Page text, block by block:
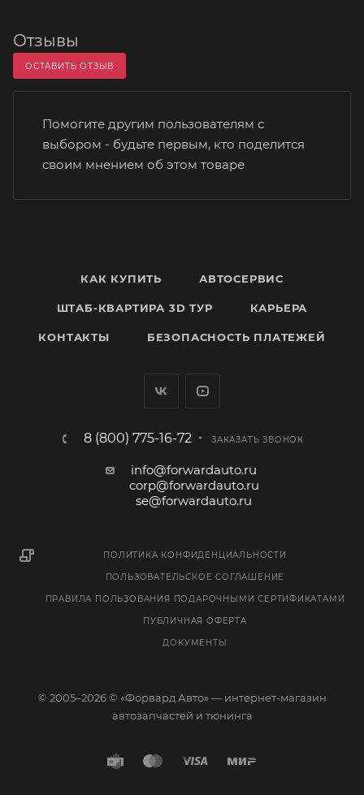
Отзывы
ОСТАВИТЬ ОТЗЫВ
Помогите другим пользователям с
выбором - будьте первым, кто поделится
своим мнением об этом товаре
КАК КУПИТЬ АВТОСЕРВИС
ШТАБ-КВАРТИРА 3D ТУР КАРЬЕРА
КОНТАКТЫ БЕЗОПАСНОСТЬ ПЛАТЕЖЕЙ
8 (800) 775-16-72 ЗАКАЗАТЬ ЗВОНОК
info@forwardauto.ru
corp@forwardauto.ru
se@forwardauto.ru
ПОЛИТИКА КОНФИДЕНЦИАЛЬНОСТИ
ПОЛЬЗОВАТЕЛЬСКОЕ СОГЛАШЕНИЕ
ПРАВИЛА ПОЛЬЗОВАНИЯ ПОДАРОЧНЫМИ СЕРТИФИКАТАМИ
ПУБЛИЧНАЯ ОФЕРТА
ДОКУМЕНТЫ
© 2005–2026 © «Форвард Авто» — интернет-магазин
автозапчастей и тюнинга